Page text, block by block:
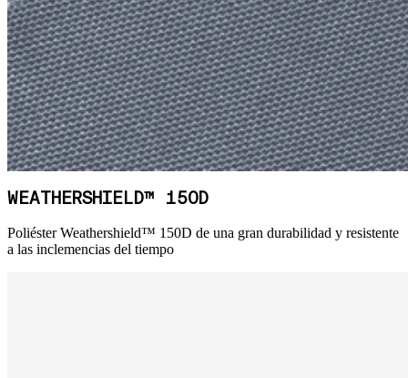
WEATHERSHIELD™ 150D
Poliéster Weathershield™ 150D de una gran durabilidad y resistente
a las inclemencias del tiempo